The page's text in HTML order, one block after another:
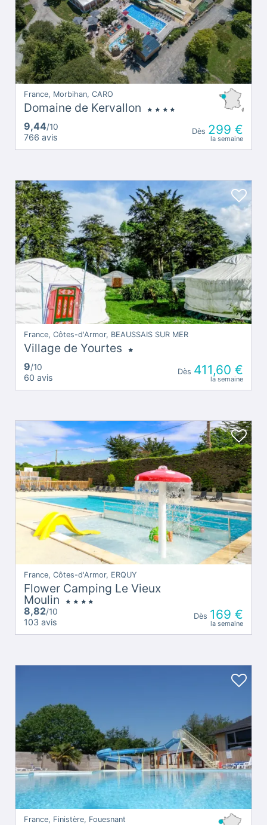
France, Morbihan, CARO
Domaine de Kervallon
9,44/10
766 avis
Dès 299 €
la semaine
France, Côtes-d'Armor, BEAUSSAIS SUR MER
Village de Yourtes
9/10
60 avis
Dès 411,60 €
la semaine
France, Côtes-d'Armor, ERQUY
Flower Camping Le Vieux
Moulin
8,82/10
103 avis
Dès 169 €
la semaine
France, Finistère, Fouesnant